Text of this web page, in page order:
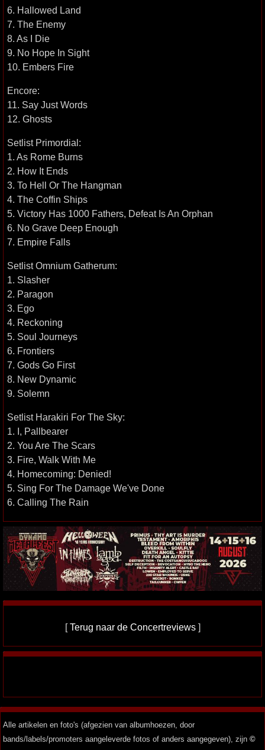
6. Hallowed Land
7. The Enemy
8. As I Die
9. No Hope In Sight
10. Embers Fire
Encore:
11. Say Just Words
12. Ghosts
Setlist Primordial:
1. As Rome Burns
2. How It Ends
3. To Hell Or The Hangman
4. The Coffin Ships
5. Victory Has 1000 Fathers, Defeat Is An Orphan
6. No Grave Deep Enough
7. Empire Falls
Setlist Omnium Gatherum:
1. Slasher
2. Paragon
3. Ego
4. Reckoning
5. Soul Journeys
6. Frontiers
7. Gods Go First
8. New Dynamic
9. Solemn
Setlist Harakiri For The Sky:
1. I, Pallbearer
2. You Are The Scars
3. Fire, Walk With Me
4. Homecoming: Denied!
5. Sing For The Damage We've Done
6. Calling The Rain
[Terug naar de Concertreviews]
Alle artikelen en foto's (afgezien van albumhoezen, door
bands/labels/promoters aangeleverde fotos of anders aangegeven), zijn ©